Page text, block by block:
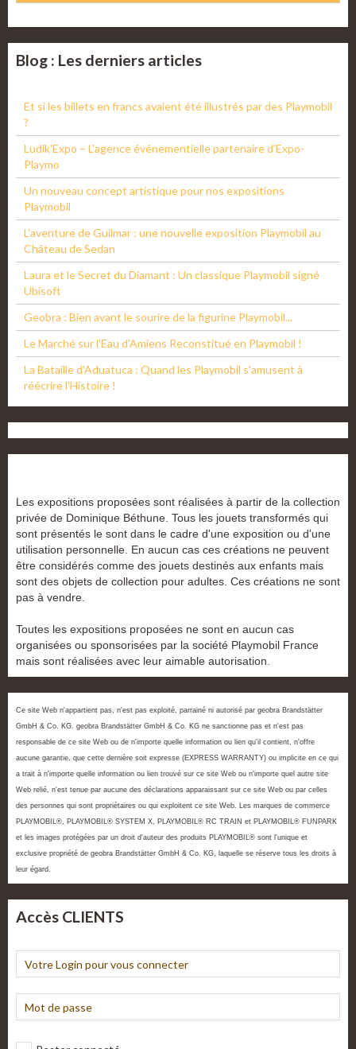
Blog : Les derniers articles
Et si les billets en francs avaient été illustrés par des Playmobil
?
Ludik'Expo – L'agence événementielle partenaire d'Expo-
Playmo
Un nouveau concept artistique pour nos expositions
Playmobil
L'aventure de Guilmar : une nouvelle exposition Playmobil au
Château de Sedan
Laura et le Secret du Diamant : Un classique Playmobil signé
Ubisoft
Geobra : Bien avant le sourire de la figurine Playmobil...
Le Marché sur l'Eau d'Amiens Reconstitué en Playmobil !
La Bataille d'Aduatuca : Quand les Playmobil s'amusent à
réécrire l'Histoire !
Les expositions proposées sont réalisées à partir de la collection
privée de Dominique Béthune. Tous les jouets transformés qui
sont présentés le sont dans le cadre d'une exposition ou d'une
utilisation personnelle. En aucun cas ces créations ne peuvent
être considérés comme des jouets destinés aux enfants mais
sont des objets de collection pour adultes. Ces créations ne sont
pas à vendre.
Toutes les expositions proposées ne sont en aucun cas
organisées ou sponsorisées par la société Playmobil France
mais sont réalisées avec leur aimable autorisation.
Ce site Web n'appartient pas, n'est pas exploité, parrainé ni autorisé par geobra Brandstätter
GmbH & Co. KG. geobra Brandstätter GmbH & Co. KG ne sanctionne pas et n'est pas
responsable de ce site Web ou de n'importe quelle information ou lien qu'il contient, n'offre
aucune garantie, que cette dernière soit expresse (EXPRESS WARRANTY) ou implicite en ce qui
a trait à n'importe quelle information ou lien trouvé sur ce site Web ou n'importe quel autre site
Web relié, n'est tenue par aucune des déclarations apparaissant sur ce site Web ou par celles
des personnes qui sont propriétaires ou qui exploitent ce site Web. Les marques de commerce
PLAYMOBIL®, PLAYMOBIL® SYSTEM X, PLAYMOBIL® RC TRAIN et PLAYMOBIL® FUNPARK
et les images protégées par un droit d'auteur des produits PLAYMOBIL® sont l'unique et
exclusive propriété de geobra Brandstätter GmbH & Co. KG, laquelle se réserve tous les droits à
leur égard.
Accès CLIENTS